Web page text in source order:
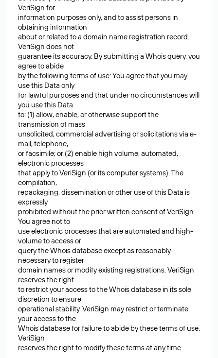
VeriSign for
information purposes only, and to assist persons in
obtaining information
about or related to a domain name registration record.
VeriSign does not
guarantee its accuracy. By submitting a Whois query, you
agree to abide
by the following terms of use: You agree that you may
use this Data only
for lawful purposes and that under no circumstances will
you use this Data
to: (1) allow, enable, or otherwise support the
transmission of mass
unsolicited, commercial advertising or solicitations via e-
mail, telephone,
or facsimile; or (2) enable high volume, automated,
electronic processes
that apply to VeriSign (or its computer systems). The
compilation,
repackaging, dissemination or other use of this Data is
expressly
prohibited without the prior written consent of VeriSign.
You agree not to
use electronic processes that are automated and high-
volume to access or
query the Whois database except as reasonably
necessary to register
domain names or modify existing registrations. VeriSign
reserves the right
to restrict your access to the Whois database in its sole
discretion to ensure
operational stability. VeriSign may restrict or terminate
your access to the
Whois database for failure to abide by these terms of use.
VeriSign
reserves the right to modify these terms at any time.